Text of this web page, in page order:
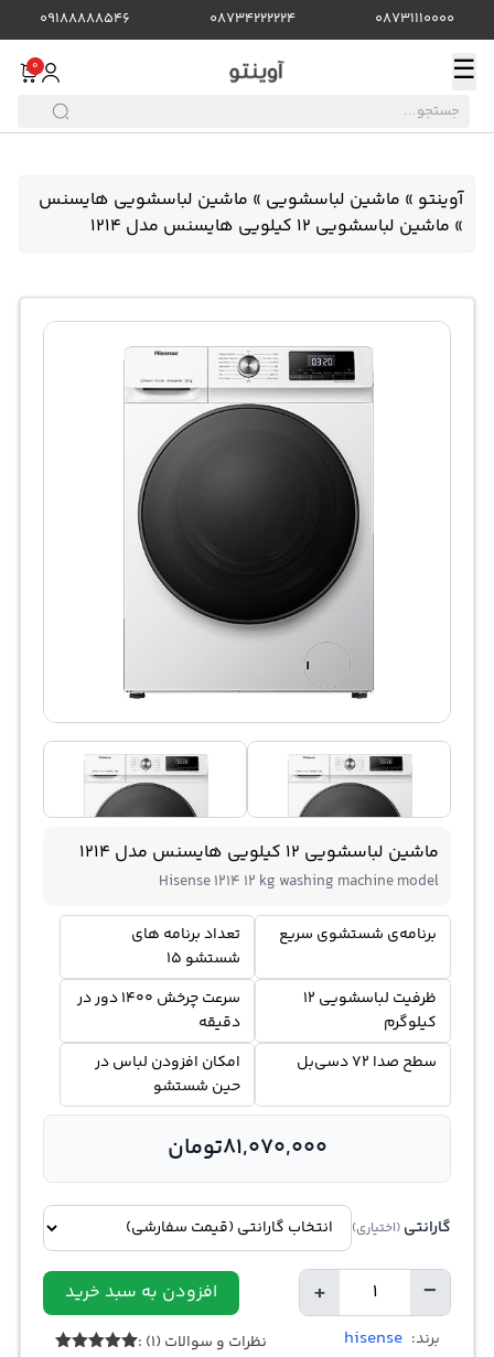
08731110000
08734222224
09188888546
☰
0
آوینتو » ماشین لباسشویی » ماشین لباسشویی هایسنس
» ماشین لباسشویی 12 کیلویی هایسنس مدل 1214
ماشین لباسشویی 12 کیلویی هایسنس مدل 1214
Hisense 1214 12 kg washing machine model
برنامه‌ی شستشوی سریع
تعداد برنامه های
شستشو 15
ظرفیت لباسشویی 12
کیلوگرم
سرعت چرخش 1400 دور در
دقیقه
سطح صدا 72 دسی‌بل
امکان افزودن لباس در
حین شستشو
81,070,000تومان
گارانتی (اختیاری)
−
تعداد + افزودن به سبد خرید
برند: hisense نظرات و سوالات (1) :